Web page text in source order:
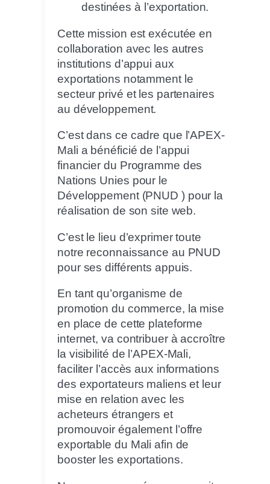
destinées à l’exportation.
Cette mission est exécutée en
collaboration avec les autres
institutions d’appui aux
exportations notamment le
secteur privé et les partenaires
au développement.
C’est dans ce cadre que l’APEX-
Mali a bénéficié de l’appui
financier du Programme des
Nations Unies pour le
Développement (PNUD ) pour la
réalisation de son site web.
C’est le lieu d’exprimer toute
notre reconnaissance au PNUD
pour ses différents appuis.
En tant qu’organisme de
promotion du commerce, la mise
en place de cette plateforme
internet, va contribuer à accroître
la visibilité de l’APEX-Mali,
faciliter l’accès aux informations
des exportateurs maliens et leur
mise en relation avec les
acheteurs étrangers et
promouvoir également l’offre
exportable du Mali afin de
booster les exportations.